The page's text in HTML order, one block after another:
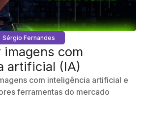
Sérgio Fernandes
imagens com
artificial (IA)
com inteligência artificial e
ferramentas do mercado